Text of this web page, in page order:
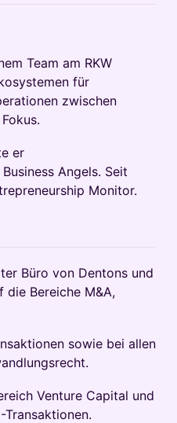
Team am RKW
für
zwischen
er
Angels. Seit
Monitor.
Büro von Dentons und
Bereiche M&A,
sowie bei allen
Venture Capital und